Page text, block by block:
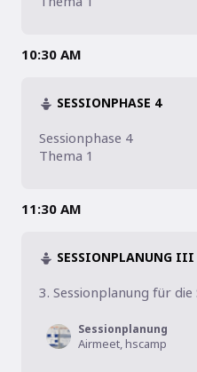
10:30 AM
SESSIONPHASE 4
Sessionphase 4
Thema 1
11:30 AM
SESSIONPLANUNG
3. Sessionplanung für
Sessionplanung
Airmeet, hscamp